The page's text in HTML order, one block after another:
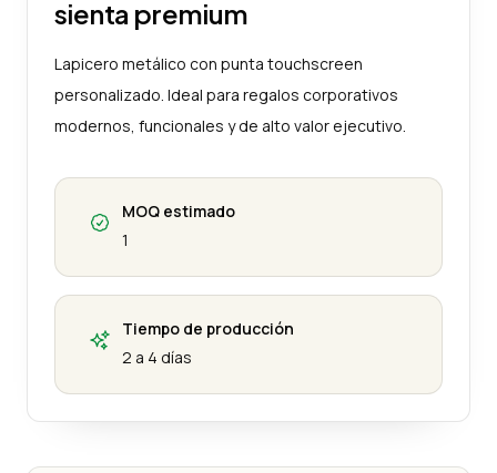
sienta premium
Lapicero metálico con punta touchscreen
personalizado. Ideal para regalos corporativos
modernos, funcionales y de alto valor ejecutivo.
MOQ estimado
1
Tiempo de producción
2 a 4 días